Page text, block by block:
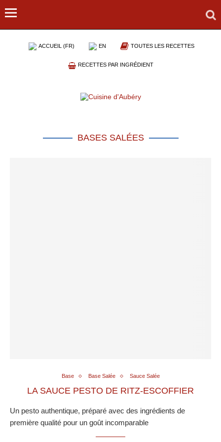
ACCUEIL (FR) EN TOUTES LES RECETTES
RECETTES PAR INGRÉDIENT
BASES SALÉES
Base Base Salée Sauce Salée
LA SAUCE PESTO DE RITZ-ESCOFFIER
Un pesto authentique, préparé avec des ingrédients de
première qualité pour un goût incomparable